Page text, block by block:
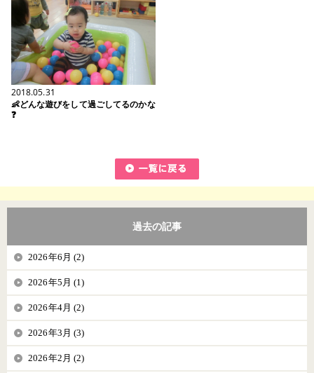
2018.05.31
👶どんな遊びをして過ごしてるのかな
❓
過去の記事
2026年6月 (2)
2026年5月 (1)
2026年4月 (2)
2026年3月 (3)
2026年2月 (2)